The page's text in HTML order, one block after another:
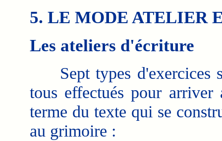
5. LE MODE ATELIER
Les ateliers d'écriture
Sept types d'exercices
tous effectués pour
terme du texte qui se
au grimoire :